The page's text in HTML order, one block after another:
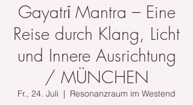
Gayatrī Mantra – Eine
Reise durch Klang, Licht
und Innere Ausrichtung
/ MÜNCHEN
Fr., 24. Juli
  |
Resonanzraum im Westend